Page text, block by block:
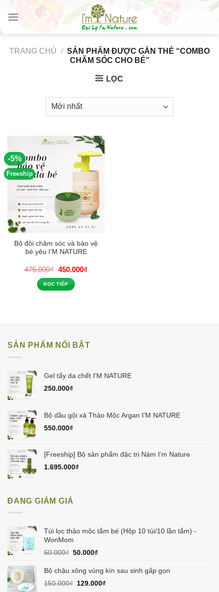
Skip
content
TRANG CHỦ / SẢN PHẨM ĐƯỢC GẮN THẺ “COMBO
CHĂM SÓC CHO BÉ”
LỌC
-5%
Freeship
Bộ đôi chăm sóc và bảo vệ
bé yêu I’M NATURE
475.000₫ Giá
gốc
là:
475.000₫.
450.000₫Giá
ĐỌC TIẾP
SẢN PHẨM NỔI BẬT
Gel tẩy da chết I'M NATURE
250.000₫
Bộ dầu gội xả Thảo Mộc Argan I'M NATURE
550.000₫
[Freeship] Bộ sản phẩm đặc trị Nám I'm Nature
1.695.000₫
ĐANG GIẢM GIÁ
Túi lọc thảo mộc tắm bé (Hộp 10 túi/10 lần tắm) -
WonMom
60.000₫ Giá
là:
50.000₫Giá
tại
50.000₫.
Bộ chậu xông vùng kín sau sinh gấp gọn
150.000₫ Giá
129.000₫Giá